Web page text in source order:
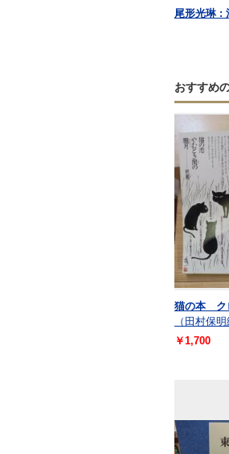
尾形光琳 :
おすすめ
猫の本 ク
（田村保明
￥1,700